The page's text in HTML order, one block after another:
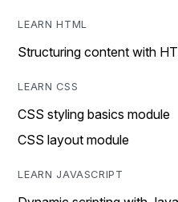
LEARN HTML
Structuring content with
LEARN CSS
CSS styling basics module
CSS layout module
LEARN JAVASCRIPT